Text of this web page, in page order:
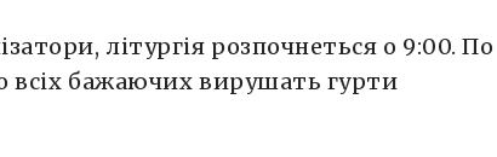
літургія розпочнеться о 9:00. По
всіх бажаючих вирушать гурти